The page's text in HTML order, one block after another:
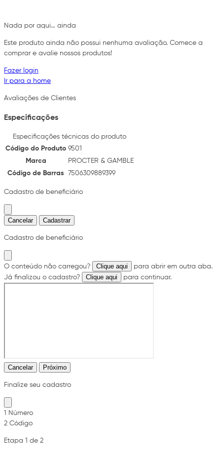
Nada por aqui… ainda
Este produto ainda não possui nenhuma avaliação. Comece a
comprar e avalie nossos produtos!
Fazer login
Ir para a home
Avaliações de Clientes
Especificações
Especificações técnicas do produto
Código do Produto 9501
Marca
PROCTER & GAMBLE
Código de Barras
7506309889399
Cadastro de beneficiário
Cancelar Cadastrar
Cadastro de beneficiário
O conteúdo não carregou? Clique aqui
para abrir em outra aba.
Já finalizou o cadastro?
Clique aqui para continuar.
Cancelar Próximo
Finalize seu cadastro
1
Número
2 Código
Etapa 1 de 2